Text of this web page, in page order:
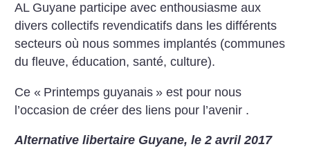
AL Guyane participe avec enthousiasme aux
divers collectifs revendicatifs dans les différents
secteurs où nous sommes implantés (communes
du fleuve, éducation, santé, culture).
Ce « Printemps guyanais » est pour nous
l’occasion de créer des liens pour l’avenir .
Alternative libertaire Guyane, le 2 avril 2017